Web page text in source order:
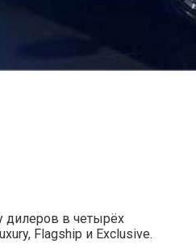
дилеров в четырёх
Flagship и Exclusive.